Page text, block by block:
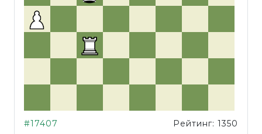
#17407 Рейтинг: 1350